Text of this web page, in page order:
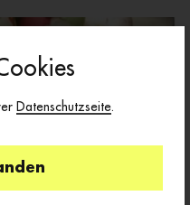
Datenschutzseite.